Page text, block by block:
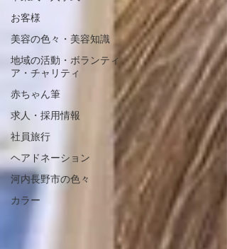
お客様
美容の色々・美容知識
地域の活動・ボランティ
ア・チャリティ
赤ちゃん筆
求人・採用情報
社員旅行
ヘアドネーション
河内長野市の色々
カラー